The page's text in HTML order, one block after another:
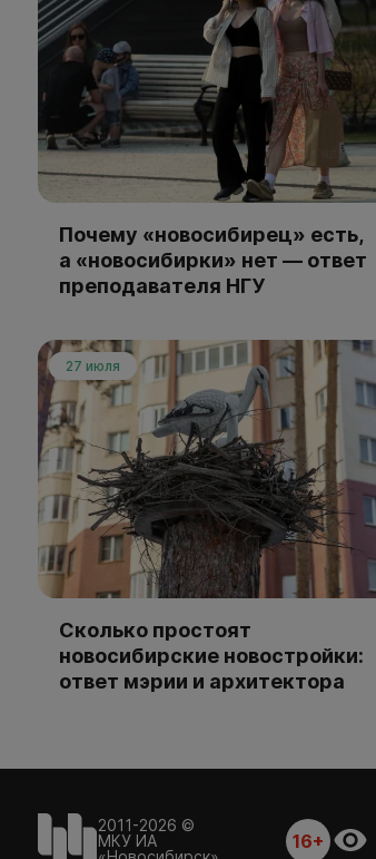
Почему «новосибирец» есть,
а «новосибирки» нет — ответ
преподавателя НГУ
27 июля
Сколько простоят
новосибирские новостройки:
ответ мэрии и архитектора
2011-2026 ©
МКУ ИА
16+